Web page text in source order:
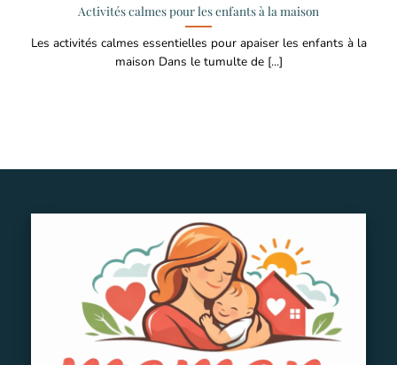
Activités calmes pour les enfants à la maison
Les activités calmes essentielles pour apaiser les enfants à la
maison Dans le tumulte de [...]